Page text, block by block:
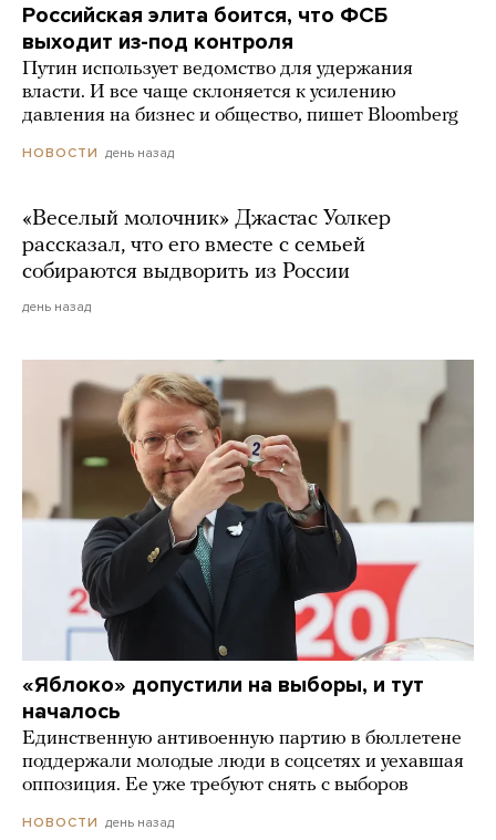
Российская элита боится, что ФСБ
выходит из-под контроля
Путин использует ведомство для удержания
власти. И все чаще склоняется к усилению
давления на бизнес и общество, пишет Bloomberg
НОВОСТИ день назад
«Веселый молочник» Джастас Уолкер
рассказал, что его вместе с семьей
собираются выдворить из России
день назад
«Яблоко» допустили на выборы, и тут
началось
Единственную антивоенную партию в бюллетене
поддержали молодые люди в соцсетях и уехавшая
оппозиция. Ее уже требуют снять с выборов
НОВОСТИ день назад